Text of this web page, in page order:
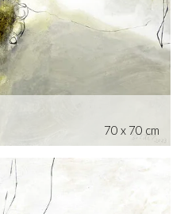
70 x 70 cm